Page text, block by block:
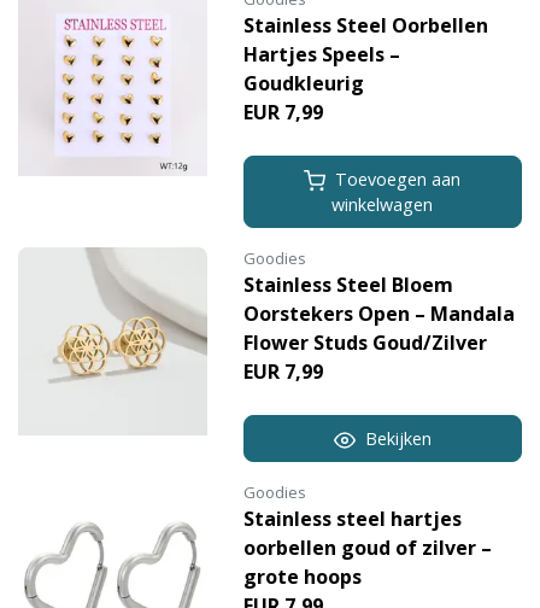
Stainless Steel Oorbellen
Hartjes Speels –
Goudkleurig
EUR 7,99
Toevoegen aan
winkelwagen
Goodies
Stainless Steel Bloem
Oorstekers Open – Mandala
Flower Studs Goud/Zilver
EUR 7,99
Bekijken
Goodies
Stainless steel hartjes
oorbellen goud of zilver –
grote hoops